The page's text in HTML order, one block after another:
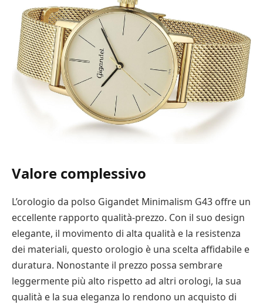
Valore complessivo
L’orologio da polso Gigandet Minimalism G43 offre un
eccellente rapporto qualità-prezzo. Con il suo design
elegante, il movimento di alta qualità e la resistenza
dei materiali, questo orologio è una scelta affidabile e
duratura. Nonostante il prezzo possa sembrare
leggermente più alto rispetto ad altri orologi, la sua
qualità e la sua eleganza lo rendono un acquisto di